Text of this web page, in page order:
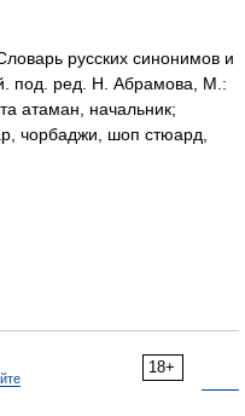
русских синонимов и
под. ред. Н. Абрамова, М.:
атаман, начальник;
чорбаджи, шоп стюард,
18+